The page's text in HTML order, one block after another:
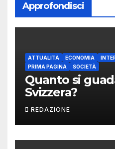
Approfondisci
ATTUALITÀ ECONOMIA
PRIMA PAGINA
SOCIETÀ
Quanto si
Svizzera?
REDAZIONE